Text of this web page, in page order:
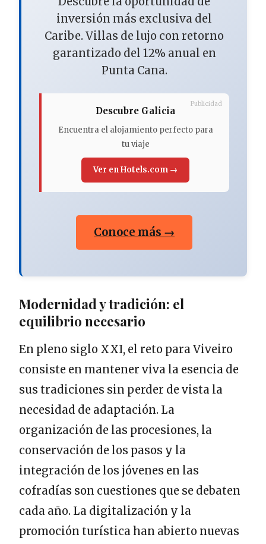
inversión más exclusiva del
Caribe. Villas de lujo con retorno
garantizado del 12% anual en
Punta Cana.
Descubre Galicia
Encuentra el alojamiento perfecto para
tu viaje
Ver en Hotels.com →
Publicidad
Conoce más →
Modernidad y tradición: el
equilibrio necesario
En pleno siglo XXI, el reto para Viveiro
consiste en mantener viva la esencia de
sus tradiciones sin perder de vista la
necesidad de adaptación. La
organización de las procesiones, la
conservación de los pasos y la
integración de los jóvenes en las
cofradías son cuestiones que se debaten
cada año. La digitalización y la
promoción turística han abierto nuevas